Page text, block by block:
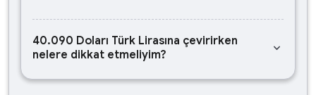
40.090 Doları Türk Lirasına çevirirken
nelere dikkat etmeliyim?
keyboard_arrow_down